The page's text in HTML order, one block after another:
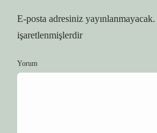
E-posta adresiniz yayınlanmayacak.
işaretlenmişlerdir
Yorum